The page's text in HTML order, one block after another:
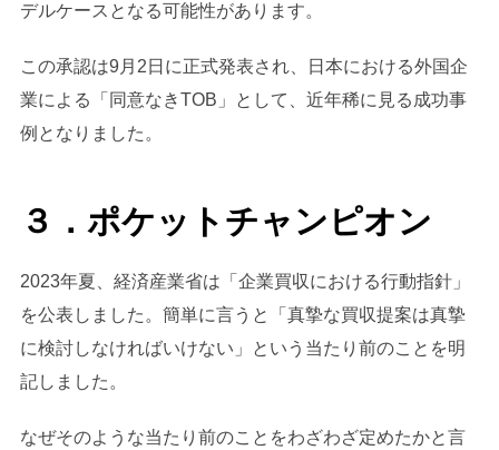
デルケースとなる可能性があります。
この承認は9月2日に正式発表され、日本における外国企
業による「同意なきTOB」として、近年稀に見る成功事
例となりました。
３．ポケットチャンピオン
2023年夏、経済産業省は「企業買収における行動指針」
を公表しました。簡単に言うと「真摯な買収提案は真摯
に検討しなければいけない」という当たり前のことを明
記しました。
なぜそのような当たり前のことをわざわざ定めたかと言